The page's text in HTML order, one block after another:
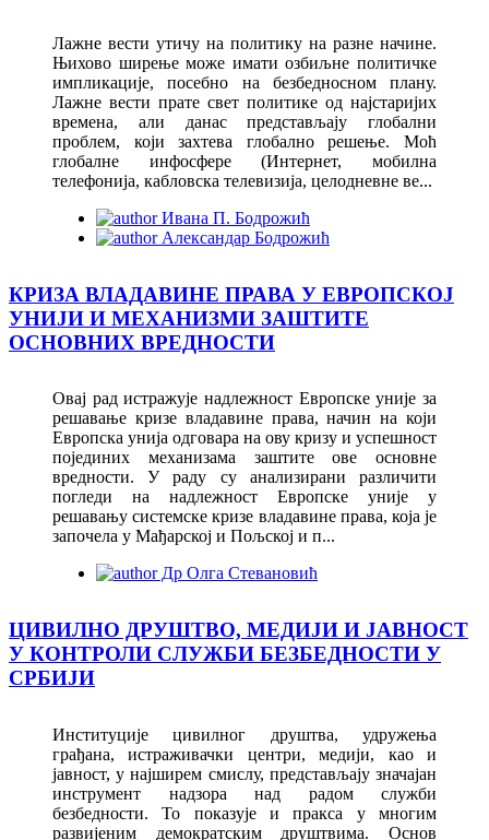
Лажне вести утичу на политику на разне начине.
Њихово ширење може имати озбиљне политичке
импликације, посебно на безбедносном плану.
Лажне вести прате свет политике од најстаријих
времена, али данас представљају глобални
проблем, који захтева глобално решење. Моћ
глобалне инфосфере (Интернет, мобилна
телефонија, кабловска телевизија, целодневне ве...
Ивана П. Бодрожић
Александар Бодрожић
КРИЗА ВЛАДАВИНЕ ПРАВА У ЕВРОПСКОЈ
УНИЈИ И МЕХАНИЗМИ ЗАШТИТЕ
ОСНОВНИХ ВРЕДНОСТИ
Овај рад истражује надлежност Европске уније за
решавање кризе владавине права, начин на који
Европска унија одговара на ову кризу и успешност
појединих механизама заштите ове основне
вредности. У раду су анализирани различити
погледи на надлежност Европске уније у
решавању системске кризе владавине права, која је
започела у Мађарској и Пољској и п...
Др Олга Стевановић
ЦИВИЛНО ДРУШТВО, МЕДИЈИ И ЈАВНОСТ
У КОНТРОЛИ СЛУЖБИ БЕЗБЕДНОСТИ У
СРБИЈИ
Институције цивилног друштва, удружења
грађана, истраживачки центри, медији, као и
јавност, у најширем смислу, представљају значајан
инструмент надзора над радом служби
безбедности. То показује и пракса у многим
развијеним демократским друштвима. Основ